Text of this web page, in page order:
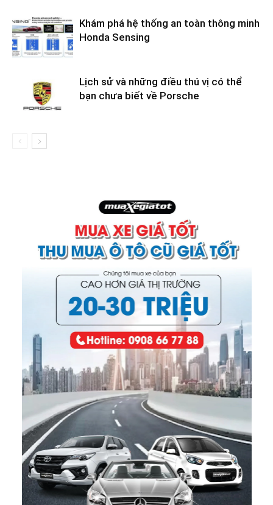
Khám phá hệ thống an toàn thông minh
Honda Sensing
Lịch sử và những điều thú vị có thể
bạn chưa biết về Porsche